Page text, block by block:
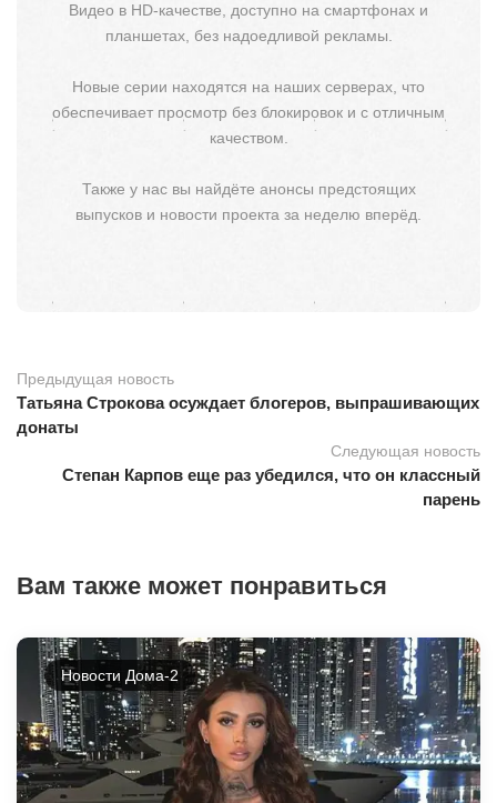
Видео в HD-качестве, доступно на смартфонах и
планшетах, без надоедливой рекламы.
Новые серии находятся на наших серверах, что
обеспечивает просмотр без блокировок и с отличным
качеством.
Также у нас вы найдёте анонсы предстоящих
выпусков и новости проекта за неделю вперёд.
Предыдущая новость
Татьяна Строкова осуждает блогеров, выпрашивающих
донаты
Следующая новость
Степан Карпов еще раз убедился, что он классный
парень
Вам также может понравиться
Новости Дома-2